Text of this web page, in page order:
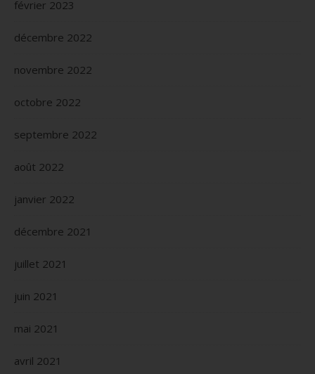
février 2023
décembre 2022
novembre 2022
octobre 2022
septembre 2022
août 2022
janvier 2022
décembre 2021
juillet 2021
juin 2021
mai 2021
avril 2021